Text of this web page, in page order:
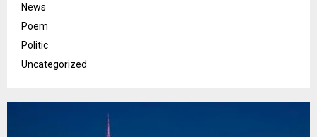
News
Poem
Politic
Uncategorized